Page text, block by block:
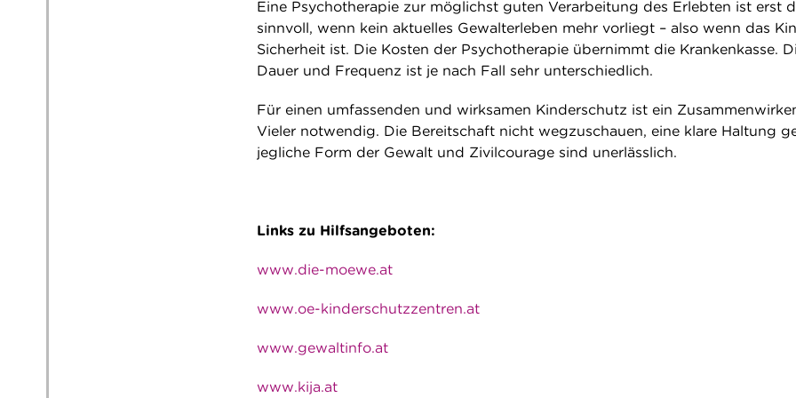
Eine Psychotherapie zur möglichst guten Verarbeitung des Erlebten ist erst
sinnvoll, wenn kein aktuelles Gewalterleben mehr vorliegt – also wenn das
Sicherheit ist. Die Kosten der Psychotherapie übernimmt die Krankenkasse.
Dauer und Frequenz ist je nach Fall sehr unterschiedlich.
Für einen umfassenden und wirksamen Kinderschutz ist ein
Vieler notwendig. Die Bereitschaft nicht wegzuschauen, eine klare Haltung
jegliche Form der Gewalt und Zivilcourage sind unerlässlich.
Links zu Hilfsangeboten:
www.die-moewe.at
www.oe-kinderschutzzentren.at
www.gewaltinfo.at
www.kija.at